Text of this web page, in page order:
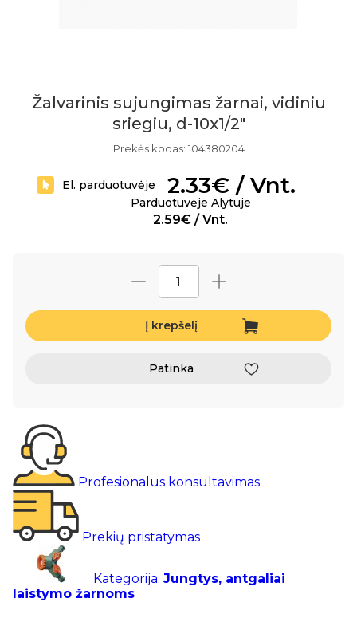
Žalvarinis sujungimas žarnai, vidiniu
sriegiu, d-10x1/2"
Prekės kodas: 104380204
El. parduotuvėje 2.33€ / Vnt.
Parduotuvėje Alytuje
2.59€ / Vnt.
Į krepšelį
Patinka
Profesionalus konsultavimas
Prekių pristatymas
Kategorija: Jungtys, antgaliai
laistymo žarnoms